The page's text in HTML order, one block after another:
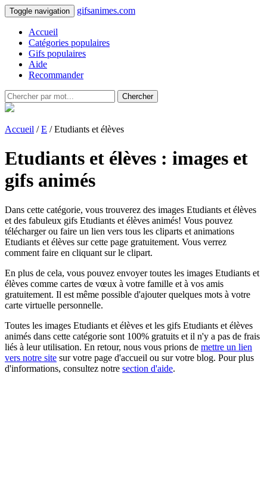
Toggle navigation gifsanimes.com
Accueil
Catégories populaires
Gifs populaires
Aide
Recommander
Chercher
Accueil /E / Etudiants et élèves
Etudiants et élèves : images et
gifs animés
Dans cette catégorie, vous trouverez des images Etudiants et élèves
et des fabuleux gifs Etudiants et élèves animés! Vous pouvez
télécharger ou faire un lien vers tous les cliparts et animations
Etudiants et élèves sur cette page gratuitement. Vous verrez
comment faire en cliquant sur le clipart.
En plus de cela, vous pouvez envoyer toutes les images Etudiants et
élèves comme cartes de vœux à votre famille et à vos amis
gratuitement. Il est même possible d'ajouter quelques mots à votre
carte virtuelle personnelle.
Toutes les images Etudiants et élèves et les gifs Etudiants et élèves
animés dans cette catégorie sont 100% gratuits et il n'y a pas de frais
liés à leur utilisation. En retour, nous vous prions de mettre un lien
vers notre site sur votre page d'accueil ou sur votre blog. Pour plus
d'informations, consultez notre section d'aide.